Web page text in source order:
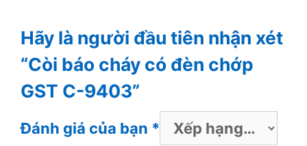
Hãy là người đầu tiên nhận xét
“Còi báo cháy có đèn chớp
GST C-9403”
Đánh giá của bạn *